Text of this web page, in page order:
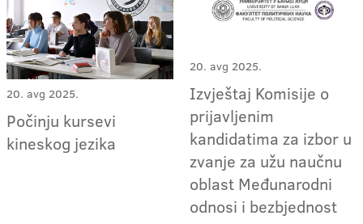
20. avg 2025.
Počinju kursevi
kineskog jezika
20. avg 2025.
Izvještaj Komisije o
prijavljenim
kandidatima za izbor u
zvanje za užu naučnu
oblast Međunarodni
odnosi i bezbjednost